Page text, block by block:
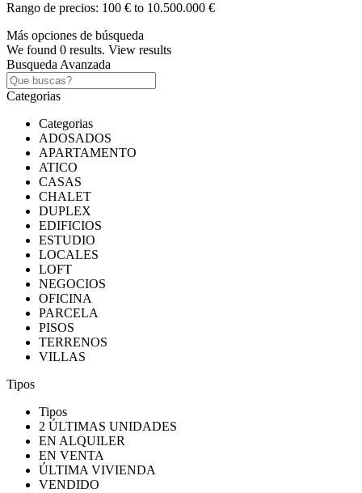
Rango de precios: 100 € to 10.500.000 €
Más opciones de búsqueda
We found 0 results. View results
Busqueda Avanzada
Categorias
Categorias
ADOSADOS
APARTAMENTO
ATICO
CASAS
CHALET
DUPLEX
EDIFICIOS
ESTUDIO
LOCALES
LOFT
NEGOCIOS
OFICINA
PARCELA
PISOS
TERRENOS
VILLAS
Tipos
Tipos
2 ÚLTIMAS UNIDADES
EN ALQUILER
EN VENTA
ÚLTIMA VIVIENDA
VENDIDO